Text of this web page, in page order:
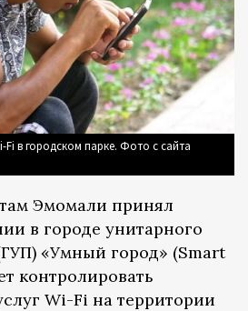
Fi в городском парке. Фото с сайта
Эмомали принял
в городе унитарного
«Умный город» (Smart
контролировать
Wi-Fi на территории